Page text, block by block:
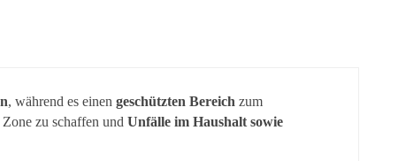
, während es einengeschützten Bereich zum
zu schaffen und Unfälle im Haushalt sowie